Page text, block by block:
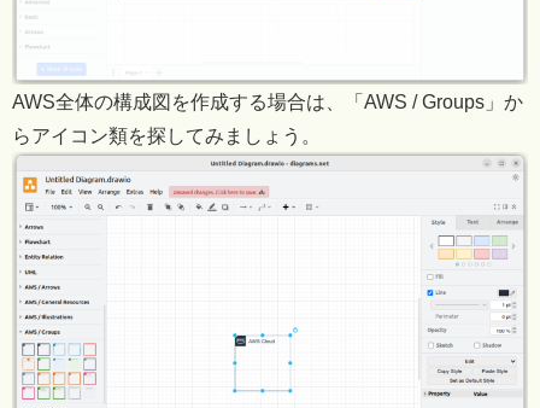
AWS全体の構成図を作成する場合は、「AWS / Groups」か
らアイコン類を探してみましょう。